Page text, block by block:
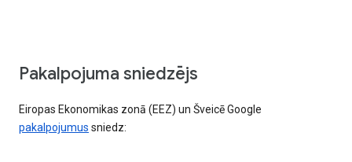
Pakalpojuma sniedzējs
Eiropas Ekonomikas zonā (EEZ) un Šveicē Google
pakalpojumus sniedz: